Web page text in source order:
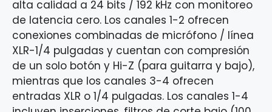
alta calidad a 24 bits / 192 kHz con monitoreo
de latencia cero. Los canales 1-2 ofrecen
conexiones combinadas de micrófono / línea
XLR-1/4 pulgadas y cuentan con compresión
de un solo botón y Hi-Z (para guitarra y bajo),
mientras que los canales 3-4 ofrecen
entradas XLR o 1/4 pulgadas. Los canales 1-4